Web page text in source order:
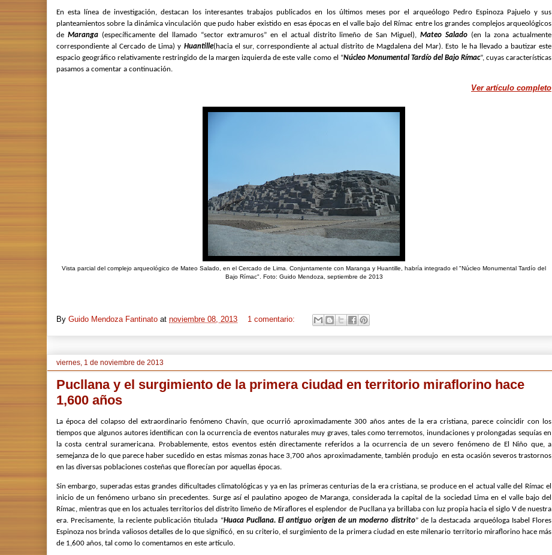
En esta línea de investigación, destacan los interesantes trabajos publicados en los últimos meses por el arqueólogo Pedro Espinoza Pajuelo y sus
planteamientos sobre la dinámica vinculación que pudo haber existido en esas épocas en el valle bajo del Rímac entre los grandes complejos arqueológicos
de Maranga(específicamente del llamado “sector extramuros” en el actual distrito limeño de San Miguel),Mateo Salado (en la zona actualmente
correspondiente al Cercado de Lima) y Huantille(hacia el sur, correspondiente al actual distrito de Magdalena del Mar). Esto le ha llevado a bautizar este
espacio geográfico relativamente restringido de la margen izquierda de este valle como el “Núcleo Monumental Tardío del Bajo Rímac”, cuyas características
pasamos a comentar a continuación.
Ver artículo completo
Vista parcial del complejo arqueológico de Mateo Salado, en el Cercado de Lima. Conjuntamente con Maranga y Huantille, habría integrado el "Núcleo Monumental Tardío del
Bajo Rímac". Foto: Guido Mendoza, septiembre de 2013
By Guido Mendoza Fantinato at noviembre 08, 2013 1 comentario:
viernes, 1 de noviembre de 2013
Pucllana y el surgimiento de la primera ciudad en territorio miraflorino hace
1,600 años
La época del colapso del extraordinario fenómeno Chavín, que ocurrió aproximadamente 300 años antes de la era cristiana, parece coincidir con los
tiempos que algunos autores identifican con la ocurrencia de eventos naturales muy graves, tales como terremotos, inundaciones y prolongadas sequías en
la costa central suramericana. Probablemente, estos eventos estén directamente referidos a la ocurrencia de un severo fenómeno de El Niño que, a
semejanza de lo que parece haber sucedido en estas mismas zonas hace 3,700 años aproximadamente, también produjo en esta ocasión severos trastornos
en las diversas poblaciones costeñas que florecían por aquellas épocas.
Sin embargo, superadas estas grandes dificultades climatológicas y ya en las primeras centurias de la era cristiana, se produce en el actual valle del Rímac el
inicio de un fenómeno urbano sin precedentes. Surge así el paulatino apogeo de Maranga, considerada la capital de la sociedad Lima en el valle bajo del
Rímac, mientras que en los actuales territorios del distrito limeño de Miraflores el esplendor de Pucllana ya brillaba con luz propia hacia el siglo V de nuestra
era. Precisamente, la reciente publicación titulada “Huaca Pucllana. El antiguo origen de un moderno distrito”de la destacada arqueóloga Isabel Flores
Espinoza nos brinda valiosos detalles de lo que significó, en su criterio, el surgimiento de la primera ciudad en este milenario territorio miraflorino hace más
de 1,600 años, tal como lo comentamos en este artículo.